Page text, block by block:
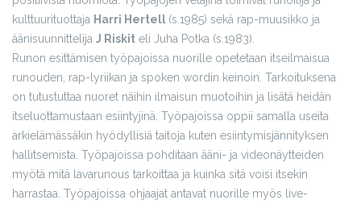
kulttuurituottaja Harri Hertell (s.1985) sekä rap-muusikko ja
äänisuunnittelija J Riskit eli Juha Potka (s.1983).
Runon esittämisen työpajoissa nuorille opetetaan itseilmaisua
runouden, rap-lyriikan ja spoken wordin keinoin. Tarkoituksena
on tutustuttaa nuoret näihin ilmaisun muotoihin ja lisätä heidän
itseluottamustaan esiintyjinä. Työpajoissa oppii samalla useita
arkielämässäkin hyödyllisiä taitoja kuten esiintymisjännityksen
hallitsemista. Työpajoissa pohditaan ääni- ja videonäytteiden
myötä mitä lavarunous tarkoittaa ja kuinka sitä voisi itsekin
harrastaa. Työpajoissa ohjaajat antavat nuorille myös live-